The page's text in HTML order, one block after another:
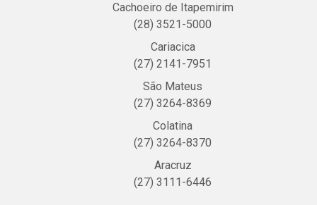
Cachoeiro de Itapemirim
(28) 3521-5000
Cariacica
(27) 2141-7951
São Mateus
(27) 3264-8369
Colatina
(27) 3264-8370
Aracruz
(27) 3111-6446